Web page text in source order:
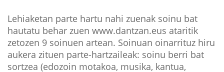
Lehiaketan parte hartu nahi zuenak soinu bat
hautatu behar zuen www.dantzan.eus ataritik
zetozen 9 soinuen artean. Soinuan oinarrituz hiru
aukera zituen parte-hartzaileak: soinu berri bat
sortzea (edozoin motakoa, musika, kantua,